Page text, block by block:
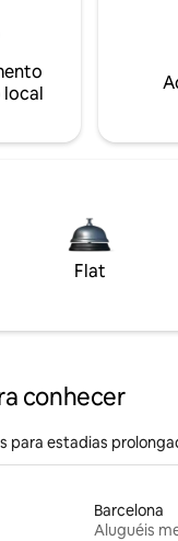
Flat
conhecer
para estadias
Barcelona
Aluguéis